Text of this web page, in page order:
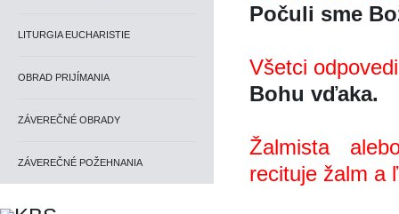
LITURGIA EUCHARISTIE
OBRAD PRIJÍMANIA
ZÁVEREČNÉ OBRADY
ZÁVEREČNÉ POŽEHNANIA
Počuli sme
Všetci
Bohu vďaka.
Žalmista
recituje žalm a